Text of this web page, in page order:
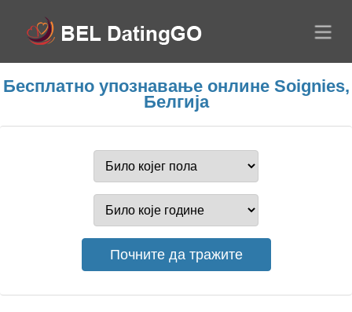
Бесплатно упознавање онлине Soignies,
Белгија